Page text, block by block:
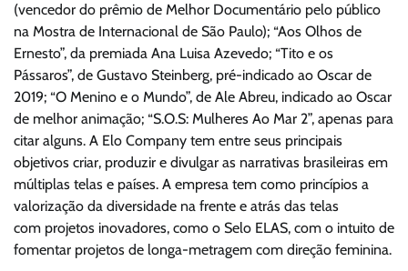
(vencedor do prêmio de Melhor Documentário pelo público
na Mostra de Internacional de São Paulo); “Aos Olhos de
Ernesto”, da premiada Ana Luisa Azevedo; “Tito e os
Pássaros”, de Gustavo Steinberg, pré-indicado ao Oscar de
2019; “O Menino e o Mundo”, de Ale Abreu, indicado ao Oscar
de melhor animação; “S.O.S: Mulheres Ao Mar 2”, apenas para
citar alguns. A Elo Company tem entre seus principais
objetivos criar, produzir e divulgar as narrativas brasileiras em
múltiplas telas e países. A empresa tem como princípios a
valorização da diversidade na frente e atrás das telas
com projetos inovadores, como o Selo ELAS, com o intuito de
fomentar projetos de longa-metragem com direção feminina.